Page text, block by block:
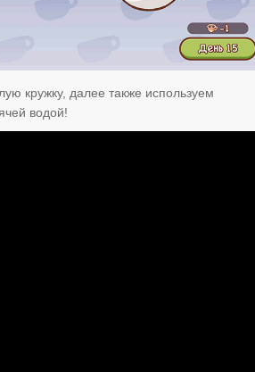
кружку, далее также используем
водой!